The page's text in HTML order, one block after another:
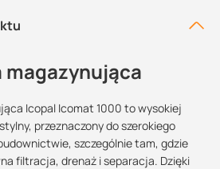
magazynująca
Icopal Icomat 1000 to wysokiej
przeznaczony do szerokiego
szczególnie tam, gdzie
filtracja, drenaż i separacja. Dzięki